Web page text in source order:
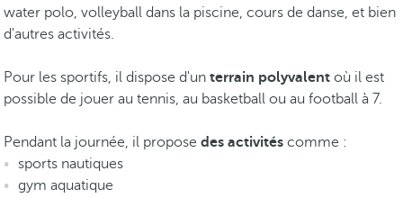
water polo, volleyball dans la piscine, cours de danse, et bien
d'autres activités.
Pour les sportifs, il dispose d'un terrain polyvalent où il est
possible de jouer au tennis, au basketball ou au football à 7.
Pendant la journée, il propose des activités comme :
sports nautiques
gym aquatique